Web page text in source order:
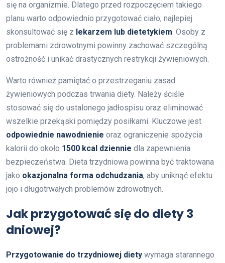
się na organizmie. Dlatego przed rozpoczęciem takiego
planu warto odpowiednio przygotować ciało; najlepiej
skonsultować się z lekarzem lub dietetykiem. Osoby z
problemami zdrowotnymi powinny zachować szczególną
ostrożność i unikać drastycznych restrykcji żywieniowych.
Warto również pamiętać o przestrzeganiu zasad
żywieniowych podczas trwania diety. Należy ściśle
stosować się do ustalonego jadłospisu oraz eliminować
wszelkie przekąski pomiędzy posiłkami. Kluczowe jest
odpowiednie nawodnienie oraz ograniczenie spożycia
kalorii do około 1500 kcal dziennie dla zapewnienia
bezpieczeństwa. Dieta trzydniowa powinna być traktowana
jako okazjonalna forma odchudzania, aby uniknąć efektu
jojo i długotrwałych problemów zdrowotnych.
Jak przygotować się do diety 3
dniowej?
Przygotowanie do trzydniowej diety wymaga starannego